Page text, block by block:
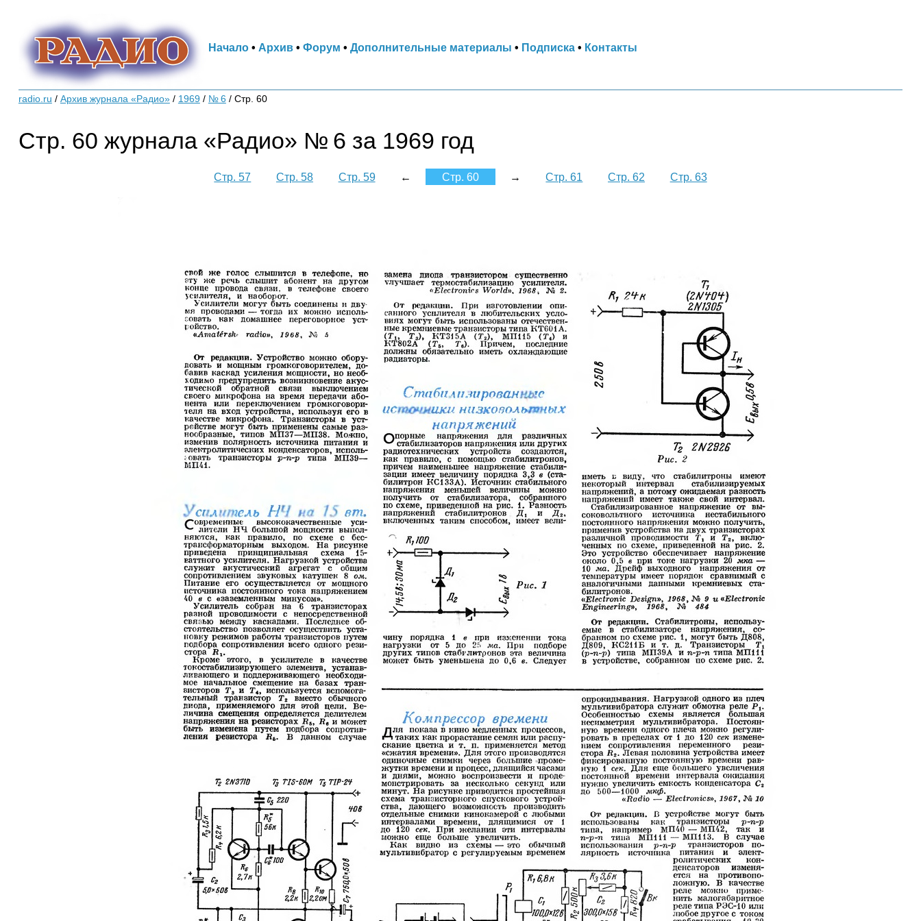
Начало• Архив• Форум • Дополнительные материалы • Подписка• Контакты
radio.ru / Архив журнала «Радио» / 1969 / № 6 / Стр. 60
Стр. 60 журнала «Радио» № 6 за 1969 год
Стр. 57 Стр. 58 Стр. 59 ← Стр. 60 → Стр. 61 Стр. 62 Стр. 63